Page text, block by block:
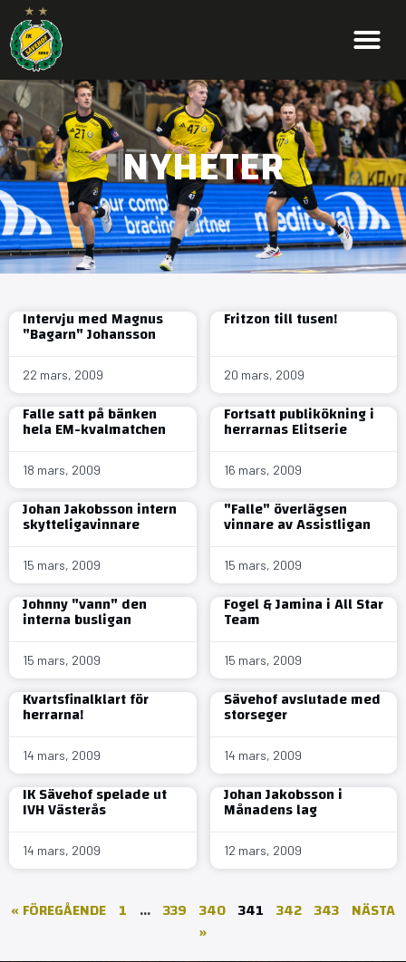
NYHETER
Intervju med Magnus
"Bagarn" Johansson
22 mars, 2009
Fritzon till tusen!
20 mars, 2009
Falle satt på bänken
hela EM-kvalmatchen
18 mars, 2009
Fortsatt publikökning i
herrarnas Elitserie
16 mars, 2009
Johan Jakobsson intern
skytteligavinnare
15 mars, 2009
"Falle" överlägsen
vinnare av Assistligan
15 mars, 2009
Johnny "vann" den
interna busligan
15 mars, 2009
Fogel & Jamina i All Star
Team
15 mars, 2009
Kvartsfinalklart för
herrarna!
14 mars, 2009
Sävehof avslutade med
storseger
14 mars, 2009
IK Sävehof spelade ut
IVH Västerås
14 mars, 2009
Johan Jakobsson i
Månadens lag
12 mars, 2009
« FÖREGÅENDE 1 … 339 340 341 342 343 NÄSTA
»